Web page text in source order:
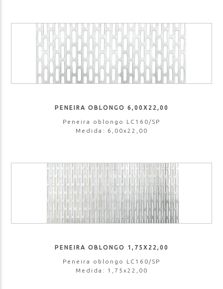
PENEIRA OBLONGO 6,00X22,00
Peneira oblongo LC160/SP
Medida: 6,00x22,00
PENEIRA OBLONGO 1,75X22,00
Peneira oblongo LC160/SP
Medida: 1,75x22,00